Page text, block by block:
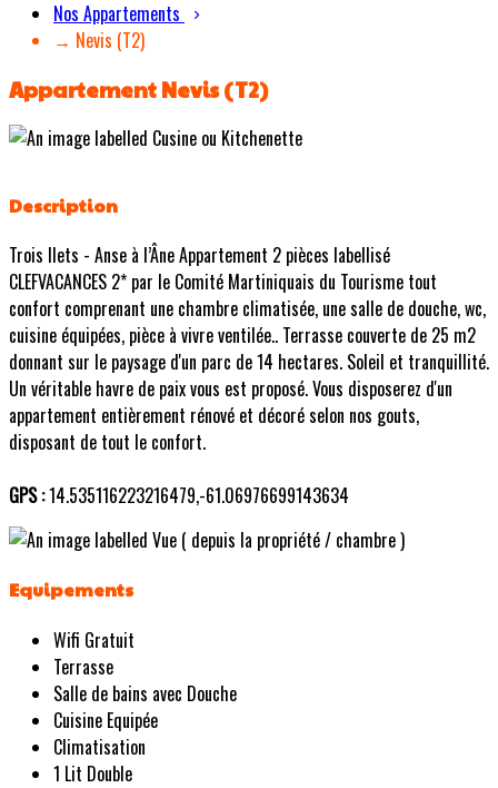
Nos Appartements
→ Nevis (T2)
Appartement Nevis (T2)
Description
Trois Ilets - Anse à l’Âne Appartement 2 pièces labellisé
CLEFVACANCES 2* par le Comité Martiniquais du Tourisme tout
confort comprenant une chambre climatisée, une salle de douche, wc,
cuisine équipées, pièce à vivre ventilée.. Terrasse couverte de 25 m2
donnant sur le paysage d'un parc de 14 hectares. Soleil et tranquillité.
Un véritable havre de paix vous est proposé. Vous disposerez d'un
appartement entièrement rénové et décoré selon nos gouts,
disposant de tout le confort.
GPS :14.535116223216479,-61.06976699143634
Equipements
Wifi Gratuit
Terrasse
Salle de bains avec Douche
Cuisine Equipée
Climatisation
1 Lit Double